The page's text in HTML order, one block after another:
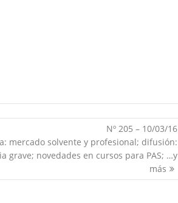
Nº 205 – 10/03/16
mercado solvente y profesional; difusión:
grave; novedades en cursos para PAS; …y
más